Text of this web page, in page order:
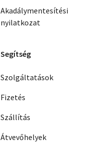
Akadálymentesítési
nyilatkozat
Segítség
Szolgáltatások
Fizetés
Szállítás
Átvevőhelyek